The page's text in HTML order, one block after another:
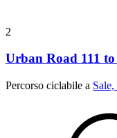
2
Urban Road 111
Percorso ciclabile a